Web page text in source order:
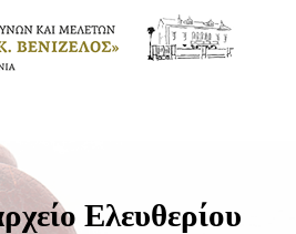
Ελευθερίου